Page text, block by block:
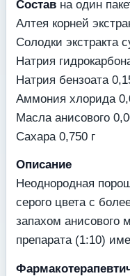
Состав на один
Алтея корней
Солодки экстракта
Натрия
Натрия бензоата
Аммония хлорида
Масла анисового
Сахара 0,750 г
Описание
Неоднородная
серого цвета с
запахом анисового
препарата (1:10)